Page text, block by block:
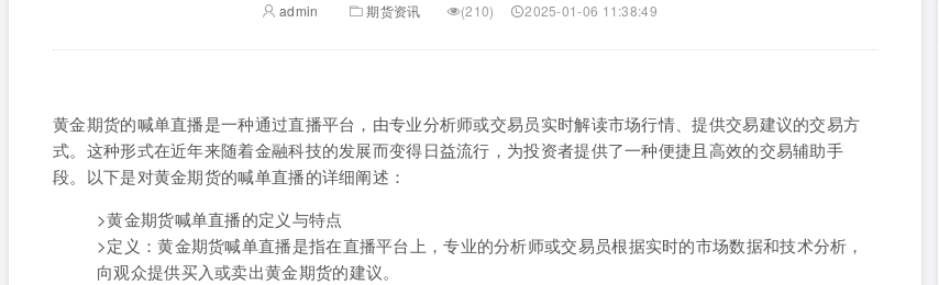
admin 期货资讯 (210) 2025-01-06 11:38:49
黄金期货的喊单直播是一种通过直播平台，由专业分析师或交易员实时解读市场行情、提供交易建议的交易方
式。这种形式在近年来随着金融科技的发展而变得日益流行，为投资者提供了一种便捷且高效的交易辅助手
段。以下是对黄金期货的喊单直播的详细阐述：
>黄金期货喊单直播的定义与特点
>定义：黄金期货喊单直播是指在直播平台上，专业的分析师或交易员根据实时的市场数据和技术分析，
向观众提供买入或卖出黄金期货的建议。